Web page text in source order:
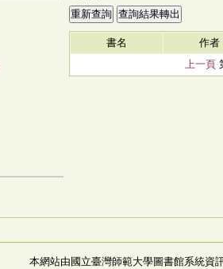
書名
作者
上一頁
本網站由國立臺灣師範大學圖書館系統資